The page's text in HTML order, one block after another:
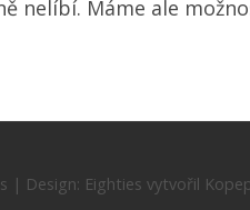
nelíbí. Máme ale
| Design: Eighties vytvořil